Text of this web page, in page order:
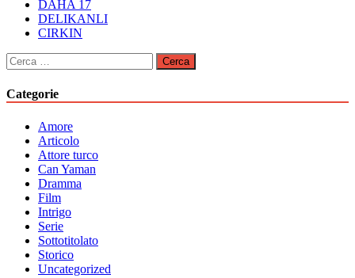
DAHA 17
DELIKANLI
CIRKIN
Ricerca
per:
Categorie
Amore
Articolo
Attore turco
Can Yaman
Dramma
Film
Intrigo
Serie
Sottotitolato
Storico
Uncategorized